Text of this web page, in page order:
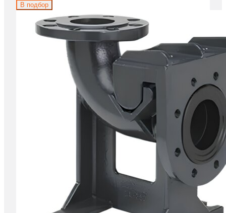
В подбор